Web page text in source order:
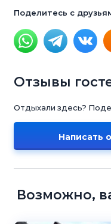
Поделитесь с
Отзывы
Отдыхали здесь?
Написать
Возможно,